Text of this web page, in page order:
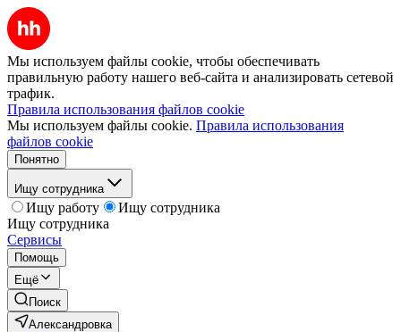
Мы используем файлы cookie, чтобы обеспечивать
правильную работу нашего веб-сайта и анализировать сетевой
трафик.
Правила использования файлов cookie
Мы используем файлы cookie. Правила использования
файлов cookie
Понятно
Ищу сотрудника
Ищу работу
Ищу сотрудника
Ищу сотрудника
Сервисы
Помощь
Ещё
Поиск
Александровка